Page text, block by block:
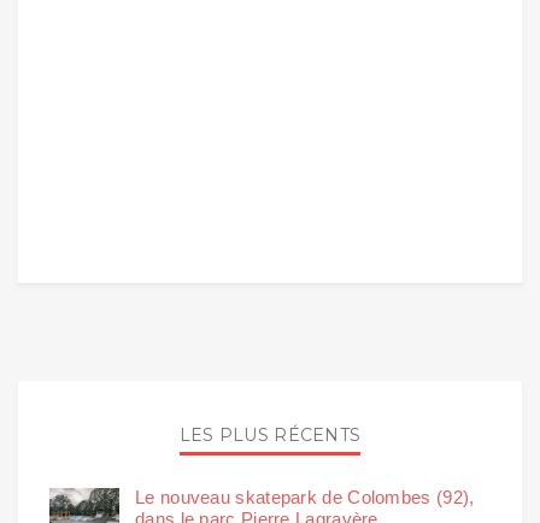
LES PLUS RÉCENTS
Le nouveau skatepark de Colombes (92),
dans le parc Pierre Lagravère